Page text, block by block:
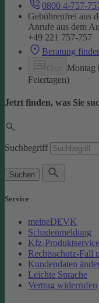
0800 4-757-
Gebührenfrei aus
Anrufe aus dem
+49 221 757-757
Beratung
Montag
Feiertagen)
Jetzt finden, was Sie
Suchbegriff
Suchen
Service
meineDEVK
Schadenmeldung
Kfz-
Rechtsschutz-Fall
Kundendaten
Leichte Sprache
Vertrag widerrufen